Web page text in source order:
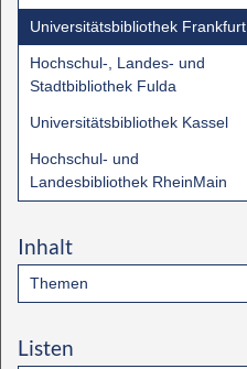
Universitätsbibliothek Frankfurt
Hochschul-, Landes- und
Stadtbibliothek Fulda
Universitätsbibliothek Kassel
Hochschul- und
Landesbibliothek RheinMain
Inhalt
Themen
Listen